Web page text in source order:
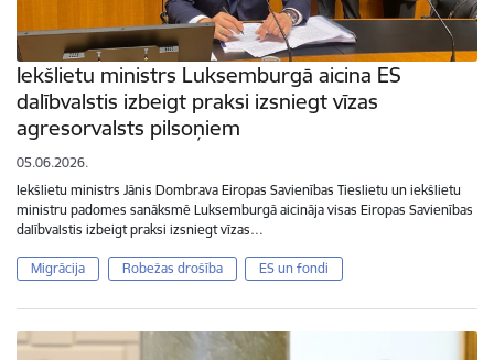
Iekšlietu ministrs Luksemburgā aicina ES
dalībvalstis izbeigt praksi izsniegt vīzas
agresorvalsts pilsoņiem
05.06.2026.
Iekšlietu ministrs Jānis Dombrava Eiropas Savienības Tieslietu un iekšlietu
ministru padomes sanāksmē Luksemburgā aicināja visas Eiropas Savienības
dalībvalstis izbeigt praksi izsniegt vīzas…
Migrācija Robežas drošība ES un fondi